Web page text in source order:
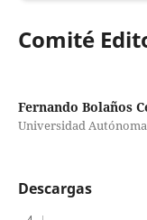
Comité
Fernando Bolaños
Universidad
Descargas